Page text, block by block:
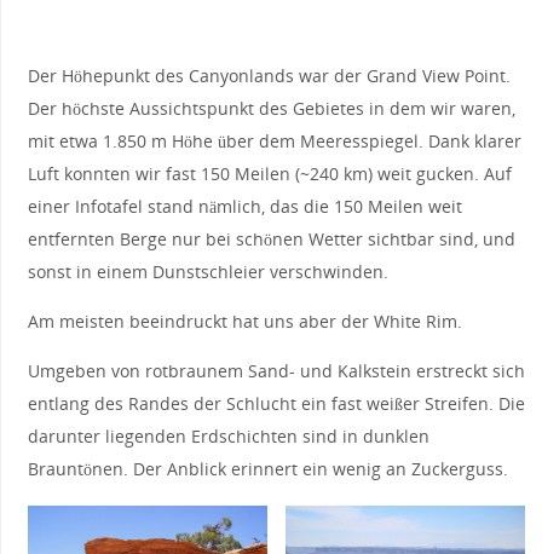
Der Höhepunkt des Canyonlands war der Grand View Point.
Der höchste Aussichtspunkt des Gebietes in dem wir waren,
mit etwa 1.850 m Höhe über dem Meeresspiegel. Dank klarer
Luft konnten wir fast 150 Meilen (~240 km) weit gucken. Auf
einer Infotafel stand nämlich, das die 150 Meilen weit
entfernten Berge nur bei schönen Wetter sichtbar sind, und
sonst in einem Dunstschleier verschwinden.
Am meisten beeindruckt hat uns aber der White Rim.
Umgeben von rotbraunem Sand- und Kalkstein erstreckt sich
entlang des Randes der Schlucht ein fast weißer Streifen. Die
darunter liegenden Erdschichten sind in dunklen
Brauntönen. Der Anblick erinnert ein wenig an Zuckerguss.